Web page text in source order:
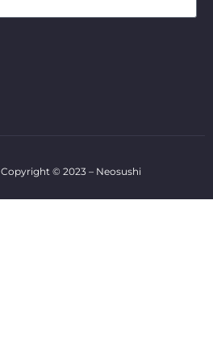
Copyright © 2023 – Neosushi